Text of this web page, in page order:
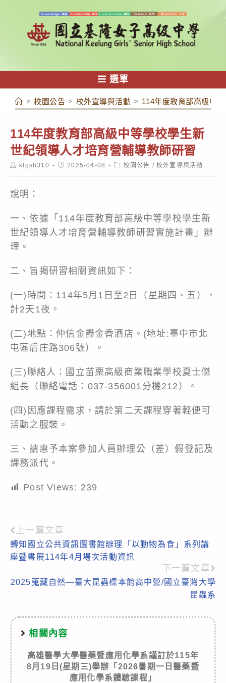
容
選單
> 校園公告 > 校外宣導與活動 > 114年度教育部高級中
114年度教育部高級中等學校學生新
世紀領導人才培育營輔導教師研習
Postklgsh310
Post2025-04-08
Post校園公告 / 校外宣導與活動
說明：
一、依據「114年度教育部高級中等學校學生新
世紀領導人才培育營輔導教師研習實施計畫」辦
理。
二、旨揭研習相關資訊如下：
(一)時間：114年5月1日至2日（星期四、五），
計2天1夜。
(二)地點：仲信金鬱金香酒店。(地址:臺中市北
屯區后庄路306號）。
(三)聯絡人：國立苗栗高級商業職業學校夏士傑
組長（聯絡電話：037-356001分機212）。
(四)因應課程需求，請於第二天課程穿著輕便可
活動之服裝。
三、請惠予本案參加人員辦理公（差）假登記及
課務派代。
Post Views: 239
Read
more
上一篇文章
轉知國立公共資訊圖書館辦理「以動物為食」系列講
座暨書展114年4月場次活動資訊
下一篇文章
2025蒐藏自然—臺大昆蟲標本館高中營/國立臺灣大學
昆蟲系
相關內容
高雄醫學大學醫藥暨應用化學系謹訂於115年
8月19日(星期三)舉辦「2026暑期一日醫藥暨
應用化學系體驗課程」